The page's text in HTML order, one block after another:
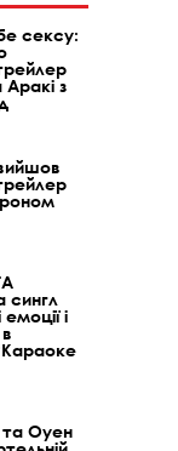
сексу:
з
сингл
і
та Оуен